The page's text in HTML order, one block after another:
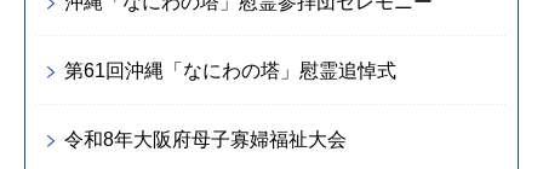
第61回沖縄「なにわの塔」慰霊追悼式
令和8年大阪府母子寡婦福祉大会